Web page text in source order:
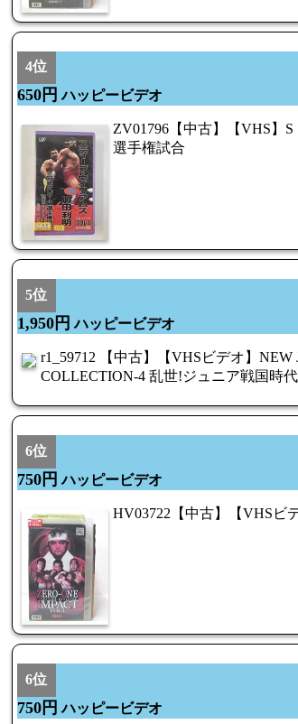
4位
650円 ハッピービデオ
ZV01796【中古】【VHS】
選手権試合
5位
1,950円 ハッピービデオ
r1_59712 【中古】【VHSビデオ】
COLLECTION-4 乱世!ジュニア戦国時代
6位
750円 ハッピービデオ
HV03722【中古】【VHSビ
6位
750円 ハッピービデオ